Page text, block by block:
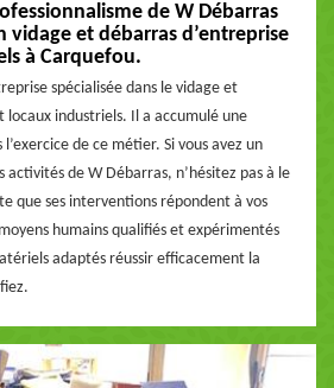
de W Débarras
vidage et débarras d’entreprise
à Carquefou.
spécialisée dans le vidage et
locaux industriels. Il a accumulé une
de ce métier. Si vous avez un
activités de W Débarras, n’hésitez pas à le
que ses interventions répondent à vos
humains qualifiés et expérimentés
adaptés réussir efficacement la